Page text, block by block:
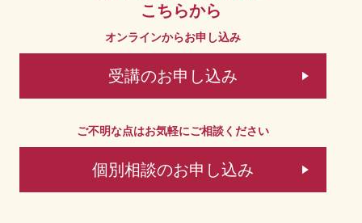
こちらから
オンラインからお申し込み
受講のお申し込み
ご不明な点はお気軽にご相談ください
個別相談のお申し込み